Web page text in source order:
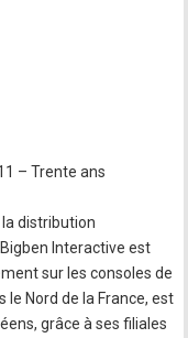
– Trente ans
distribution
Interac­tive est
sur les consoles de
le Nord de la France, est
grâce à ses filiales